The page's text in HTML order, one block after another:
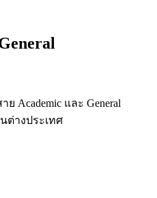
Academic และ General
ต่างประเทศ